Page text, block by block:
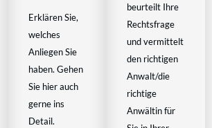
Erklären Sie,
welches
Anliegen Sie
haben. Gehen
Sie hier auch
gerne ins
Detail.
beurteilt Ihre
Rechtsfrage
und vermittelt
den richtigen
Anwalt/die
richtige
Anwältin für